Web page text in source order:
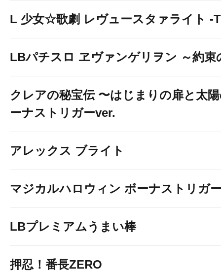
L 少女☆歌劇 レヴュースタァライト -
LBパチスロ ヱヴァンゲリヲン ～約束
クレアの秘宝伝 〜はじまりの扉と太
ーナストリガーver.
アレックス ブライト
マジカルハロウィン ボーナストリガ
LBプレミアムうまい棒
押忍！番長ZERO